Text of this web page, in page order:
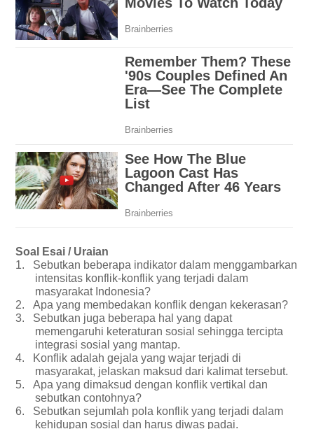
Soal Esai / Uraian
1.
Sebutkan beberapa indikator dalam menggambarkan
intensitas konflik-konflik yang terjadi dalam
masyarakat Indonesia?
2.
Apa yang membedakan konflik dengan kekerasan?
3.
Sebutkan juga beberapa hal yang dapat
memengaruhi keteraturan sosial sehingga tercipta
integrasi sosial yang mantap.
4.
Konflik adalah gejala yang wajar terjadi di
masyarakat, jelaskan maksud dari kalimat tersebut.
5.
Apa yang dimaksud dengan konflik vertikal dan
sebutkan contohnya?
6.
Sebutkan sejumlah pola konflik yang terjadi dalam
kehidupan sosial dan harus diwas padai.